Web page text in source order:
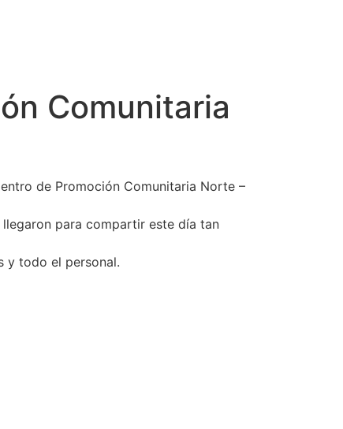
Comunitaria
de Promoción Comunitaria Norte –
para compartir este día tan
y todo el personal.